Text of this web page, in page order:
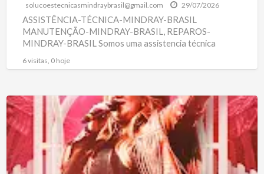
solucoestecnicasmindraybrasil@gmail.com
29/07/2026
ASSISTÊNCIA-TÉCNICA-MINDRAY-BRASIL
MANUTENÇÃO-MINDRAY-BRASIL, REPAROS-
MINDRAY-BRASIL Somos uma assistencia técnica
manutenção preventiva, manutenção corretiva, reparos
6 visitas, 0 hoje
Thalita
Ferrari
CANTORA
SERTANEJO
EM